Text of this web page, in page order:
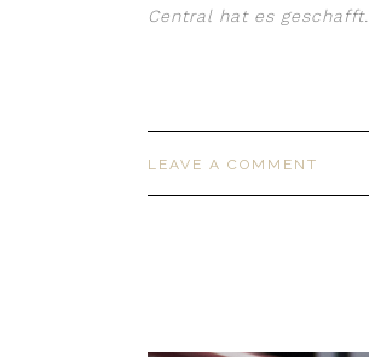
Central hat es geschafft…
LEAVE A COMMENT